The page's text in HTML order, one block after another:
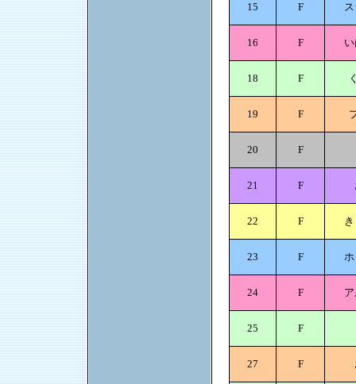
15 F
16 F
18 F
19 F
20 F
21 F
22 F
23 F
24 F
25 F
27 F